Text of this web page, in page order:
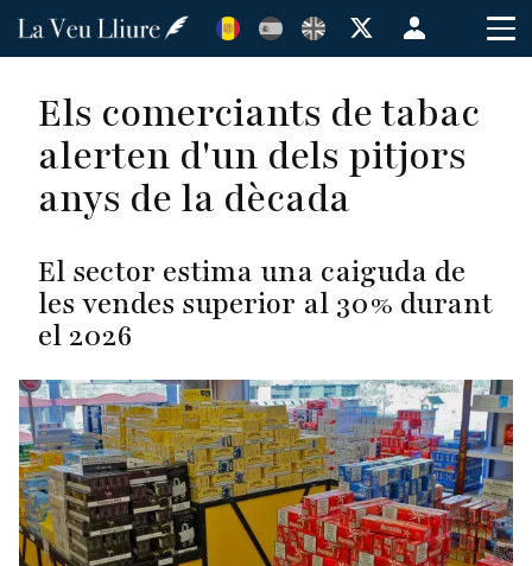
Vés
Menú
de
cuenta
de
usuario
Els comerciants de tabac
alerten d'un dels pitjors
anys de la dècada
El sector estima una caiguda de
les vendes superior al 30% durant
el 2026